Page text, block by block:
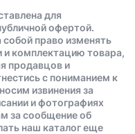
для
офертой.
право изменять
и комплектацию товара,
продавцов и
с пониманием к
извинения за
и фотографиях
за сообщение об
наш каталог еще